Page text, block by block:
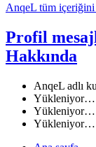
AnqeL tüm
Profil
Hakkında
AnqeL adlı
Yükleniyor…
Yükleniyor…
Yükleniyor…